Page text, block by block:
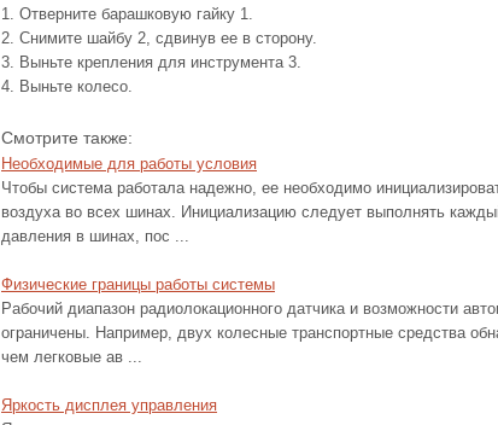
1. Отверните барашковую гайку 1.
2. Снимите шайбу 2, сдвинув ее в сторону.
3. Выньте крепления для инструмента 3.
4. Выньте колесо.
Смотрите также:
Необходимые для работы условия
Чтобы система работала надежно, ее необходимо
воздуха во всех шинах. Инициализацию следует выполнять
давления в шинах, пос ...
Физические границы работы системы
Рабочий диапазон радиолокационного датчика и возможности
ограничены. Например, двух колесные транспортные средства
чем легковые ав ...
Яркость дисплея управления